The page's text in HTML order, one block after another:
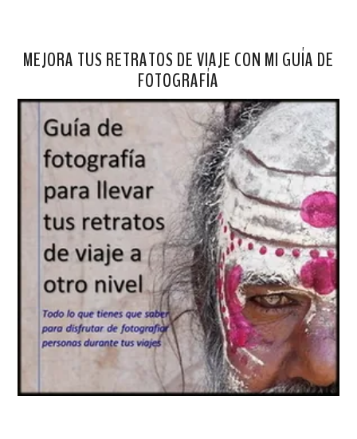
MEJORA TUS RETRATOS DE VIAJE CON MI GUÍA DE
FOTOGRAFÍA